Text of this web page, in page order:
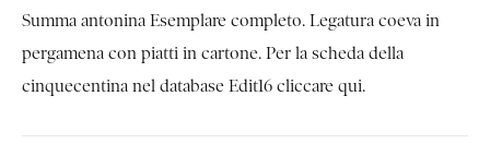
Summa antonina Esemplare completo. Legatura coeva in
pergamena con piatti in cartone. Per la scheda della
cinquecentina nel database Edit16 cliccare qui.